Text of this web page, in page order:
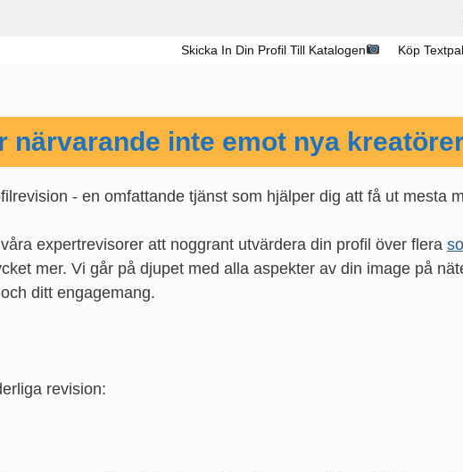
Skicka In Din Profil Till Katalogen Köp
närvarande inte emot nya
- en omfattande tjänst som hjälper dig att få ut mesta
expertrevisorer att noggrant utvärdera din profil över flera
mer. Vi går på djupet med alla aspekter av din image på
ditt engagemang.
revision: